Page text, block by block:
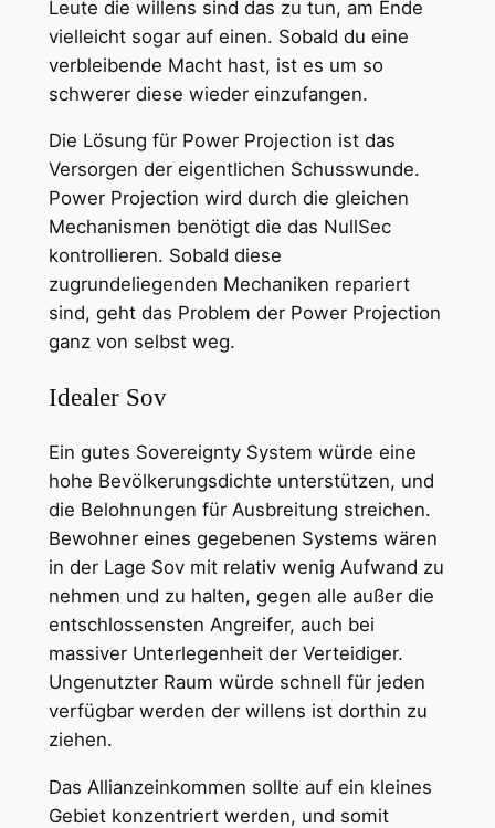
Leute die willens sind das zu tun, am Ende
vielleicht sogar auf einen. Sobald du eine
verbleibende Macht hast, ist es um so
schwerer diese wieder einzufangen.
Die Lösung für Power Projection ist das
Versorgen der eigentlichen Schusswunde.
Power Projection wird durch die gleichen
Mechanismen benötigt die das NullSec
kontrollieren. Sobald diese
zugrundeliegenden Mechaniken repariert
sind, geht das Problem der Power Projection
ganz von selbst weg.
Idealer Sov
Ein gutes Sovereignty System würde eine
hohe Bevölkerungsdichte unterstützen, und
die Belohnungen für Ausbreitung streichen.
Bewohner eines gegebenen Systems wären
in der Lage Sov mit relativ wenig Aufwand zu
nehmen und zu halten, gegen alle außer die
entschlossensten Angreifer, auch bei
massiver Unterlegenheit der Verteidiger.
Ungenutzter Raum würde schnell für jeden
verfügbar werden der willens ist dorthin zu
ziehen.
Das Allianzeinkommen sollte auf ein kleines
Gebiet konzentriert werden, und somit